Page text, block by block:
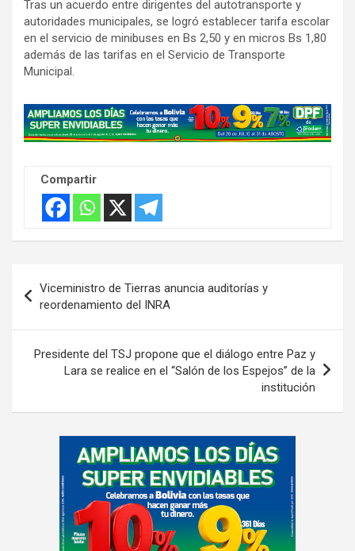
Tras un acuerdo entre dirigentes del autotransporte y
autoridades municipales, se logró establecer tarifa escolar
en el servicio de minibuses en Bs 2,50 y en micros Bs 1,80
además de las tarifas en el Servicio de Transporte
Municipal.
A
d
e
i
e
m
t
Compartir
de
entradas
Viceministro de Tierras anuncia auditorías y
reordenamiento del INRA
Presidente del TSJ propone que el diálogo entre Paz y
Lara se realice en el “Salón de los Espejos” de la
institución